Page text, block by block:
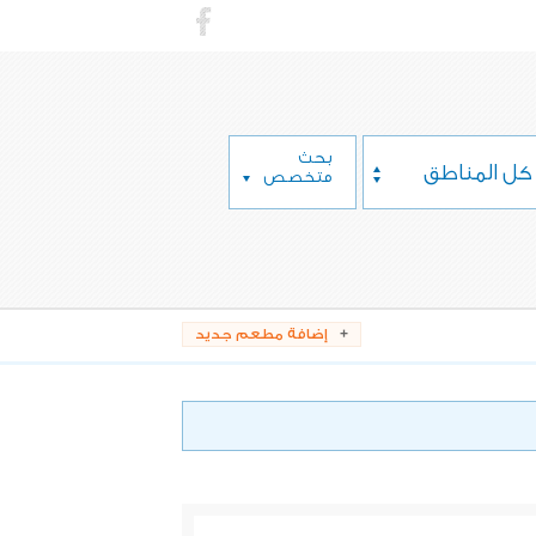
كل المناطق
بحث
متخصص
إضافة مطعم جديد